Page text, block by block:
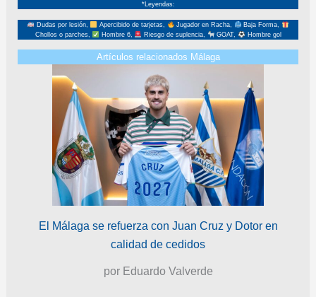
*Leyendas:
Dudas por lesión, Apercibido de tarjetas, Jugador en Racha,
Baja Forma,
Chollos o parches,
Hombre 6, Riesgo de suplencia, GOAT, Hombre gol
Artículos relacionados Málaga
El Málaga se refuerza con Juan Cruz y Dotor en
calidad de cedidos
por Eduardo Valverde